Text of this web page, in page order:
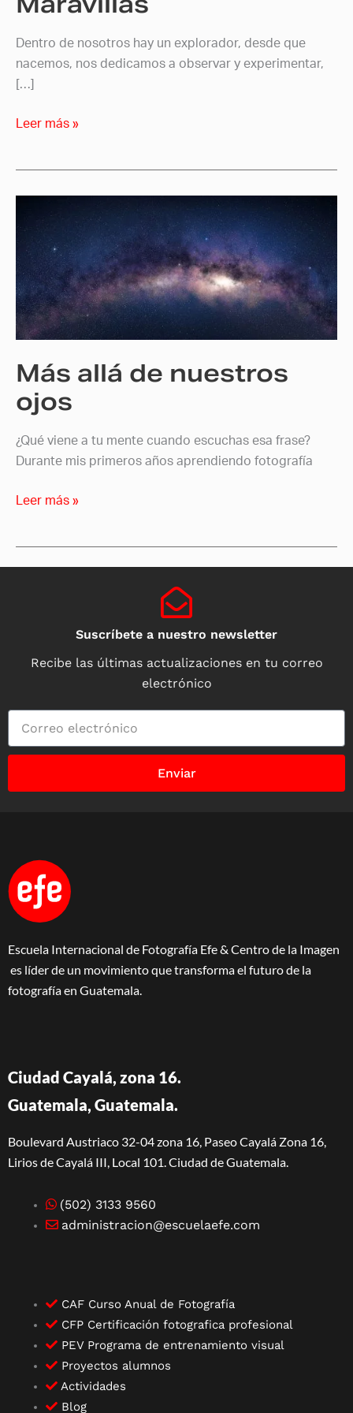
Dentro de nosotros hay un explorador, desde que
nacemos, nos dedicamos a observar y experimentar,
[…]
Leer más »
Más allá de nuestros
ojos
¿Qué viene a tu mente cuando escuchas esa frase?
Durante mis primeros años aprendiendo fotografía
nuestros
ojos
Leer más »
Suscríbete a nuestro newsletter
Recibe las últimas actualizaciones en tu correo
electrónico
Enviar
Escuela Internacional de Fotografía Efe & Centro de la Imagen
es líder de un movimiento que transforma el futuro de la
fotografía en Guatemala.
Ciudad Cayalá, zona 16.
Guatemala, Guatemala.
Boulevard Austriaco 32-04 zona 16, Paseo Cayalá Zona 16,
Lirios de Cayalá III, Local 101. Ciudad de Guatemala.
(502) 3133 9560
administracion@escuelaefe.com
CAF Curso Anual de Fotografía
CFP Certificación fotografica profesional
PEV Programa de entrenamiento visual
Proyectos alumnos
Actividades
Blog